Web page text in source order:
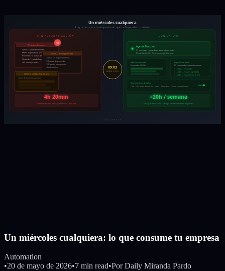
Un miércoles cualquiera: lo que consume tu empresa
Automation
•20 de mayo de 2026•7 min read•Por Daily Miranda Pardo